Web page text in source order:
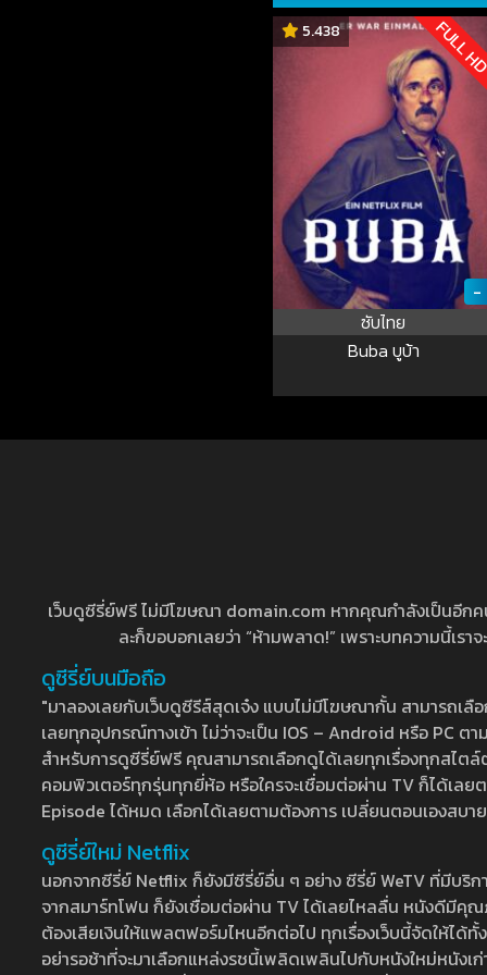
5.438 FULL
-
ซับไทย
Buba บูบ้า
เว็บดูซีรี่ย์ฟรี ไม่มีโฆษณา domain.com หากคุณกำลังเป็นอีก
ละก็ขอบอกเลยว่า “ห้ามพลาด!” เพราะบทความนี้เ
ดูซีรี่ย์บนมือถือ
"มาลองเลยกับเว็บดูซีรีส์สุดเจ๋ง แบบไม่มีโฆษณากั้น สามารถเ
เลยทุกอุปกรณ์ทางเข้า ไม่ว่าจะเป็น IOS – Android หรือ PC
สำหรับการดูซีรี่ย์ฟรี คุณสามารถเลือกดูได้เลยทุกเรื่องทุกสไต
คอมพิวเตอร์ทุกรุ่นทุกยี่ห้อ หรือใครจะเชื่อมต่อผ่าน TV ก็ได้เล
Episode ได้หมด เลือกได้เลยตามต้องการ เปลี่ยนตอนเองสบ
ดูซีรี่ย์ใหม่ Netflix
นอกจากซีรี่ย์ Netflix ก็ยังมีซีรี่ย์อื่น ๆ อย่าง ซีรี่ย์ WeTV ที่มีบริ
จากสมาร์ทโฟน ก็ยังเชื่อมต่อผ่าน TV ได้เลยไหลลื่น หนังดีมีคุ
ต้องเสียเงินให้แพลตฟอร์มไหนอีกต่อไป ทุกเรื่องเว็บนี้จัดให้ได้
อย่ารอช้าที่จะมาเลือกแหล่งรชนี้เพลิดเพลินไปกับหนังใหม่หนังเ